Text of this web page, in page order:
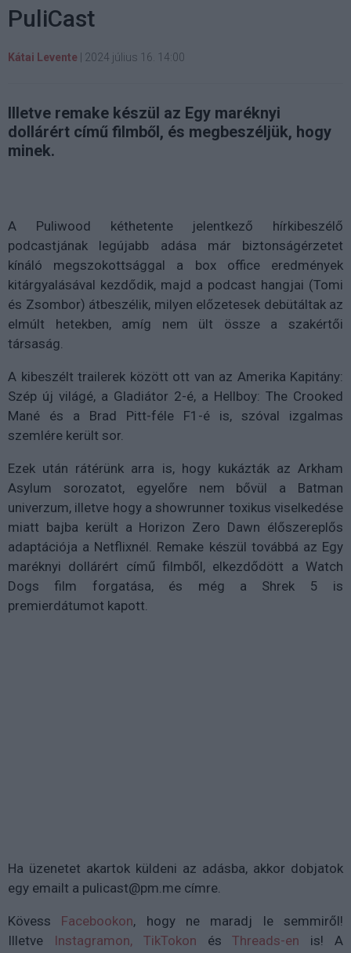
PuliCast
Kátai Levente 2024 július 16. 14:00
Illetve remake készül az Egy maréknyi
dollárért című filmből, és megbeszéljük, hogy
minek.
A Puliwood kéthetente jelentkező hírkibeszélő
podcastjának legújabb adása már biztonságérzetet
kínáló megszokottsággal a box office eredmények
kitárgyalásával kezdődik, majd a podcast hangjai (Tomi
és Zsombor) átbeszélik, milyen előzetesek debütáltak az
elmúlt hetekben, amíg nem ült össze a szakértői
társaság.
A kibeszélt trailerek között ott van az Amerika Kapitány:
Szép új világé, a Gladiátor 2-é, a Hellboy: The Crooked
Mané és a Brad Pitt-féle F1-é is, szóval izgalmas
szemlére került sor.
Ezek után rátérünk arra is, hogy kukázták az Arkham
Asylum sorozatot, egyelőre nem bővül a Batman
univerzum, illetve hogy a showrunner toxikus viselkedése
miatt bajba került a Horizon Zero Dawn élőszereplős
adaptációja a Netflixnél. Remake készül továbbá az Egy
maréknyi dollárért című filmből, elkezdődött a Watch
Dogs film forgatása, és még a Shrek 5 is
premierdátumot kapott.
Ha üzenetet akartok küldeni az adásba, akkor dobjatok
egy emailt a pulicast@pm.me címre.
Kövess Facebookon, hogy ne maradj le semmiről!
Illetve
Instagramon, TikTokon és Threads-en is!
A